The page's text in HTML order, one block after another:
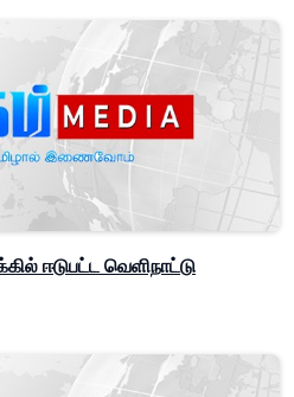
ஈடுபட்ட வெளிநாட்டு